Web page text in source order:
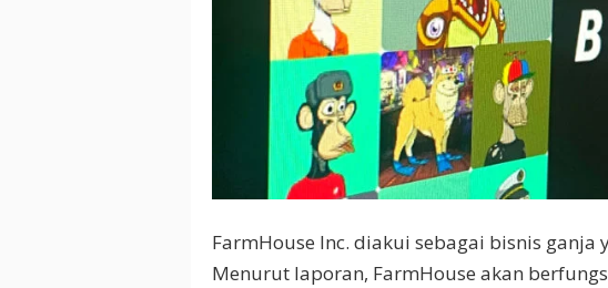
FarmHouse Inc. diakui sebagai bisnis
Menurut laporan, FarmHouse akan